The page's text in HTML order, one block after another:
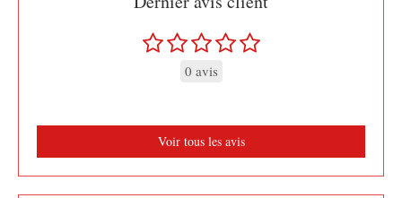
0 avis
Voir tous les avis